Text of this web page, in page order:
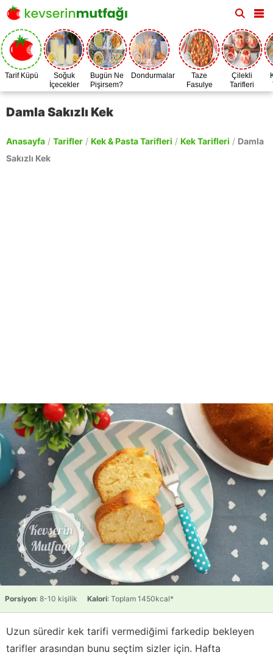
Tarif Küpü
Soğuk
İçecekler
Bugün Ne
Pişirsem?
Dondurmalar
Taze
Fasulye
Zamanı
Çilekli
Tarifleri
Damla Sakızlı Kek
Anasayfa / Tarifler / Kek & Pasta Tarifleri / Kek Tarifleri / Damla
Sakızlı Kek
Porsiyon: 8-10 kişilik Kalori: Toplam 1450kcal*
Uzun süredir kek tarifi vermediğimi farkedip bekleyen
tarifler arasından bunu seçtim sizler için. Hafta